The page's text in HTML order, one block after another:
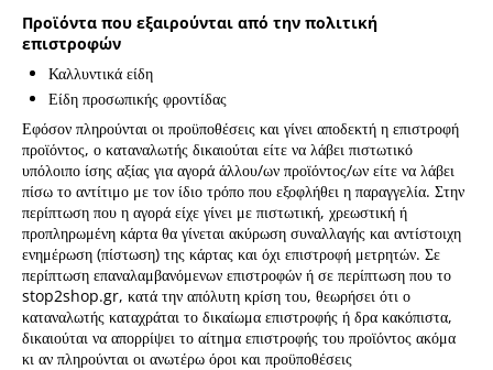
Προϊόντα που εξαιρούνται από την πολιτική
επιστροφών
Καλλυντικά είδη
Είδη προσωπικής φροντίδας
Εφόσον πληρούνται οι προϋποθέσεις και γίνει αποδεκτή η επιστροφή
προϊόντος, ο καταναλωτής δικαιούται είτε να λάβει πιστωτικό
υπόλοιπο ίσης αξίας για αγορά άλλου/ων προϊόντος/ων είτε να λάβει
πίσω το αντίτιμο με τον ίδιο τρόπο που εξοφλήθει η παραγγελία. Στην
περίπτωση που η αγορά είχε γίνει με πιστωτική, χρεωστική ή
προπληρωμένη κάρτα θα γίνεται ακύρωση συναλλαγής και αντίστοιχη
ενημέρωση (πίστωση) της κάρτας και όχι επιστροφή μετρητών. Σε
περίπτωση επαναλαμβανόμενων επιστροφών ή σε περίπτωση που το
stop2shop.gr, κατά την απόλυτη κρίση του, θεωρήσει ότι ο
καταναλωτής καταχράται το δικαίωμα επιστροφής ή δρα κακόπιστα,
δικαιούται να απορρίψει το αίτημα επιστροφής του προϊόντος ακόμα
κι αν πληρούνται οι ανωτέρω όροι και προϋποθέσεις